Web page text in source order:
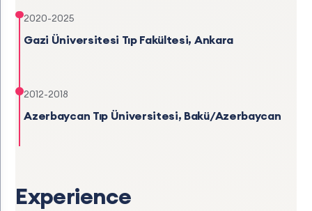
2020-2025
Gazi Üniversitesi Tıp Fakültesi, Ankara
2012-2018
Azerbaycan Tıp Üniversitesi, Bakü/Azerbaycan
Experience